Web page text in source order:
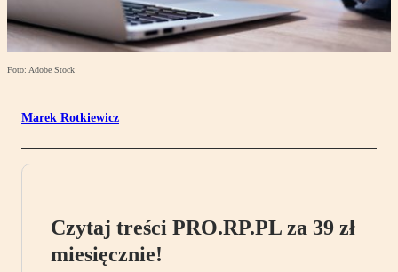
Foto: Adobe Stock
Marek Rotkiewicz
Czytaj treści PRO.RP.PL za 39 zł
miesięcznie!